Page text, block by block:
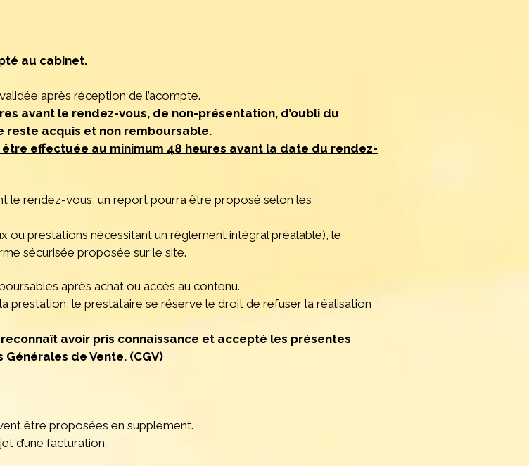
au cabinet.
après réception de l’acompte.
avant le rendez-vous, de non-présentation, d’oubli du
reste acquis et non remboursable.
effectuée au minimum 48 heures avant la date du rendez-
le rendez-vous, un report pourra être proposé selon les
ou prestations nécessitant un règlement intégral préalable), le
sécurisée proposée sur le site.
après achat ou accès au contenu.
prestation, le prestataire se réserve le droit de refuser la réalisation
avoir pris connaissance et accepté les présentes
de Vente. (CGV)
être proposées en supplément.
d’une facturation.